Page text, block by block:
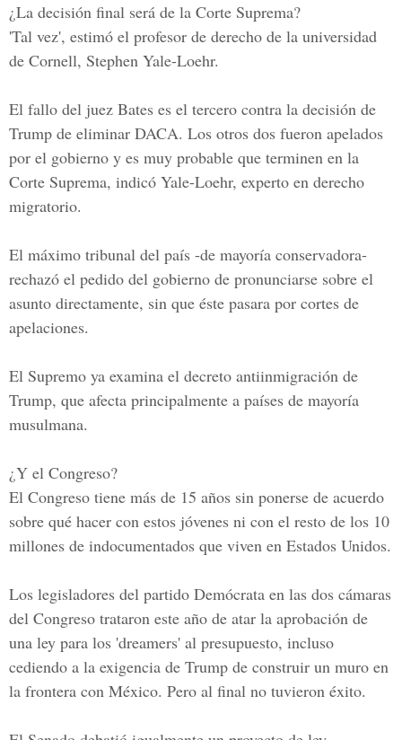
¿La decisión final será de la Corte Suprema?
'Tal vez', estimó el profesor de derecho de la universidad
de Cornell, Stephen Yale-Loehr.
El fallo del juez Bates es el tercero contra la decisión de
Trump de eliminar DACA. Los otros dos fueron apelados
por el gobierno y es muy probable que terminen en la
Corte Suprema, indicó Yale-Loehr, experto en derecho
migratorio.
El máximo tribunal del país -de mayoría conservadora-
rechazó el pedido del gobierno de pronunciarse sobre el
asunto directamente, sin que éste pasara por cortes de
apelaciones.
El Supremo ya examina el decreto antiinmigración de
Trump, que afecta principalmente a países de mayoría
musulmana.
¿Y el Congreso?
El Congreso tiene más de 15 años sin ponerse de acuerdo
sobre qué hacer con estos jóvenes ni con el resto de los 10
millones de indocumentados que viven en Estados Unidos.
Los legisladores del partido Demócrata en las dos cámaras
del Congreso trataron este año de atar la aprobación de
una ley para los 'dreamers' al presupuesto, incluso
cediendo a la exigencia de Trump de construir un muro en
la frontera con México. Pero al final no tuvieron éxito.